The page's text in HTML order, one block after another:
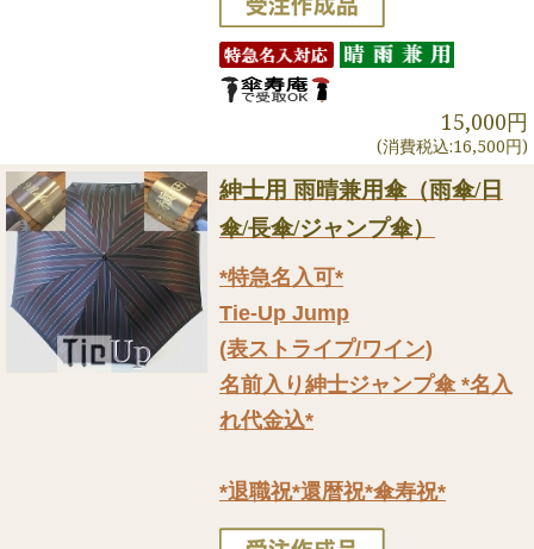
15,000円
(消費税込:16,500円)
紳士用 雨晴兼用傘（雨傘/日
傘/長傘/ジャンプ傘）
*特急名入可*
Tie-Up Jump
(表ストライプ/ワイン)
名前入り紳士ジャンプ傘 *名入
れ代金込*
*退職祝*還暦祝*傘寿祝*